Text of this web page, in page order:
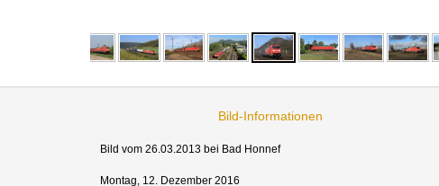
Bild-Informationen
Bild vom 26.03.2013 bei Bad Honnef
Montag, 12. Dezember 2016